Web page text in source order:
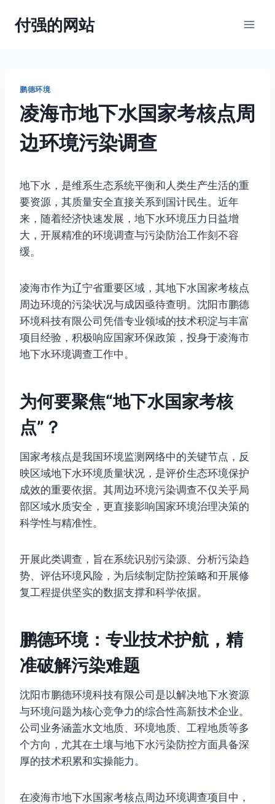
付强的网站
鹏德环境
凌海市地下水国家考核点周
边环境污染调查
地下水，是维系生态系统平衡和人类生产生活的重
要资源，其质量安全直接关系到国计民生。近年
来，随着经济快速发展，地下水环境压力日益增
大，开展精准的环境调查与污染防治工作刻不容
缓。
凌海市作为辽宁省重要区域，其地下水国家考核点
周边环境的污染状况与成因亟待查明。沈阳市鹏德
环境科技有限公司凭借专业领域的技术积淀与丰富
项目经验，积极响应国家环保政策，投身于凌海市
地下水环境调查工作中。
为何要聚焦“地下水国家考核
点”？
国家考核点是我国环境监测网络中的关键节点，反
映区域地下水环境质量状况，是评价生态环境保护
成效的重要依据。其周边环境污染调查不仅关乎局
部区域水质安全，更直接影响国家环境治理决策的
科学性与精准性。
开展此类调查，旨在系统识别污染源、分析污染趋
势、评估环境风险，为后续制定防控策略和开展修
复工程提供坚实的数据支撑和科学依据。
鹏德环境：专业技术护航，精
准破解污染难题
沈阳市鹏德环境科技有限公司是以解决地下水资源
与环境问题为核心竞争力的综合性高新技术企业。
公司业务涵盖水文地质、环境地质、工程地质等多
个方向，尤其在土壤与地下水污染防控方面具备深
厚的技术积累和实操能力。
在凌海市地下水国家考核点周边环境调查项目中，